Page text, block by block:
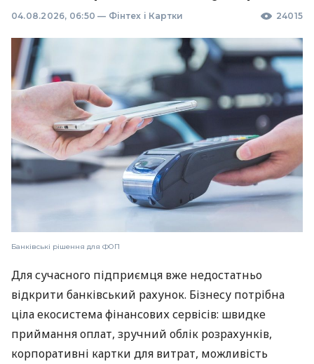
04.08.2026, 06:50 — Фінтех і Картки 24015
Банківські рішення для ФОП
Для сучасного підприємця вже недостатньо
відкрити банківський рахунок. Бізнесу потрібна
ціла екосистема фінансових сервісів: швидке
приймання оплат, зручний облік розрахунків,
корпоративні картки для витрат, можливість